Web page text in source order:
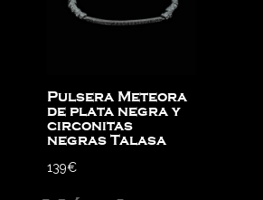
Pulsera Meteora
de plata negra y
circonitas
negras Talasa
139€